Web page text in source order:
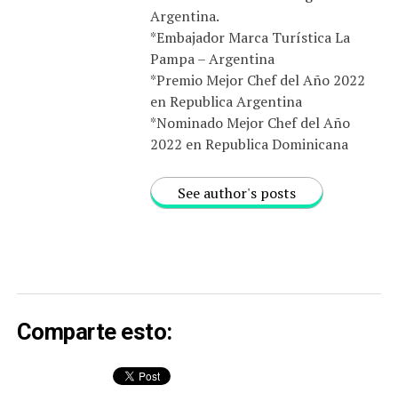
Argentina.
*Embajador Marca Turística La
Pampa – Argentina
*Premio Mejor Chef del Año 2022
en Republica Argentina
*Nominado Mejor Chef del Año
2022 en Republica Dominicana
See author's posts
Comparte esto: